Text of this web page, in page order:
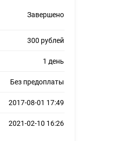
Завершено
300 рублей
1 день
Без предоплаты
2017-08-01 17:49
2021-02-10 16:26